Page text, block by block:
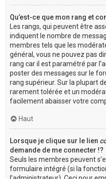
Qu’est-ce que mon rang et
Les rangs, qui peuvent être
indiquent le nombre de
membres tels que les
général, vous ne pouvez pas
rang car il est paramétré par
poster des messages sur le
rang supérieur. Sur la plupart
rarement tolérée et un
facilement abaisser votre
Haut
Lorsque je clique sur le lien
demande de me connecter !?
Seuls les membres peuvent
formulaire intégré (si la